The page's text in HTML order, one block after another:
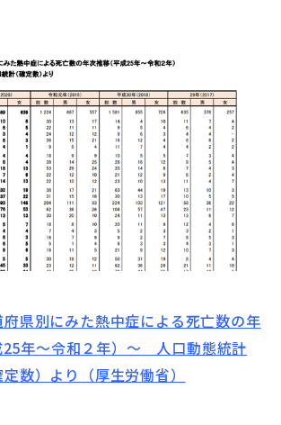
府県別にみた熱中症による死亡数の年
25年～令和２年）～ 人口動態統計
定数）より（厚生労働省）